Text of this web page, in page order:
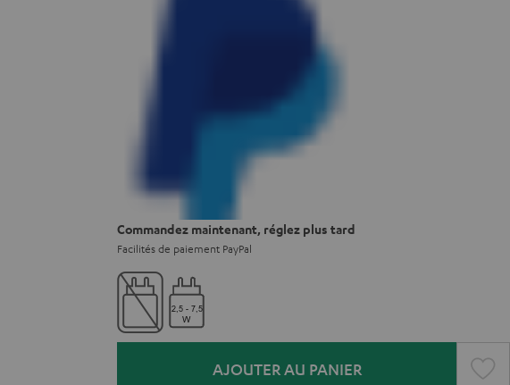
Commandez maintenant, réglez plus tard
Facilités de paiement PayPal
AJOUTER AU PANIER